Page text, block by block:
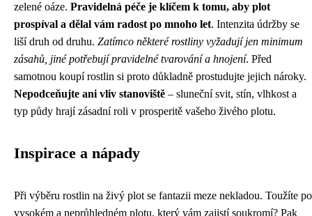
zelené oáze. Pravidelná péče je klíčem k tomu, aby plot
prospíval a dělal vám radost po mnoho let. Intenzita údržby se
liší druh od druhu. Zatímco některé rostliny vyžadují jen minimum
zásahů, jiné potřebují pravidelné tvarování a hnojení. Před
samotnou koupí rostlin si proto důkladně prostudujte jejich nároky.
Nepodceňujte ani vliv stanoviště – sluneční svit, stín, vlhkost a
typ půdy hrají zásadní roli v prosperitě vašeho živého plotu.
Inspirace a nápady
Při výběru rostlin na živý plot se fantazii meze nekladou. Toužíte po
vysokém a neprůhledném plotu, který vám zajistí soukromí? Pak